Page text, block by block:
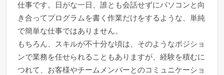
仕事です。日がな一日、誰とも会話せずにパソコンと向
き合ってプログラムを書く作業だけをするような、単純
で簡単な仕事ではありません。
もちろん、スキルが不十分な頃は、そのようなポジショ
ンで業務を任せられることもありますが、経験を積むに
つれて、お客様やチームメンバーとのコミュニケーショ